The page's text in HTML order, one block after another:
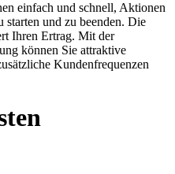
einfach und schnell, Aktionen
starten und zu beenden. Die
Ihren Ertrag. Mit der
können Sie attraktive
Kundenfrequenzen